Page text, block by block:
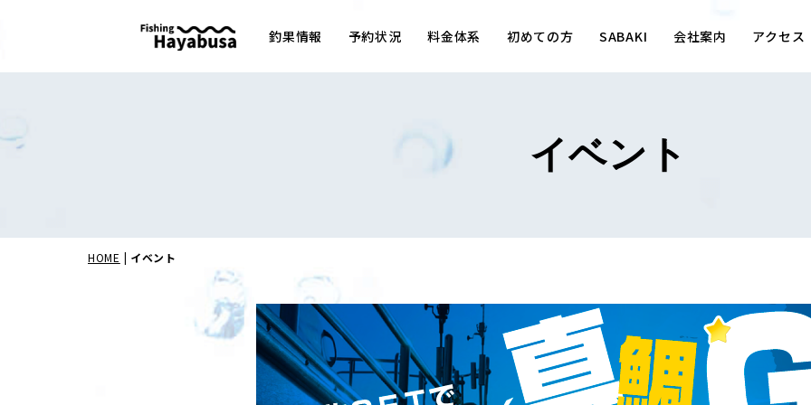
釣果情報 予約状況 料金体系 初めての方 SABAKI 会社案内 アクセス
イベント
HOME | イベント